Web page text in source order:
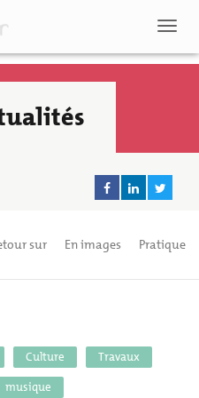
sur En images Pratique
Culture
Travaux
musique